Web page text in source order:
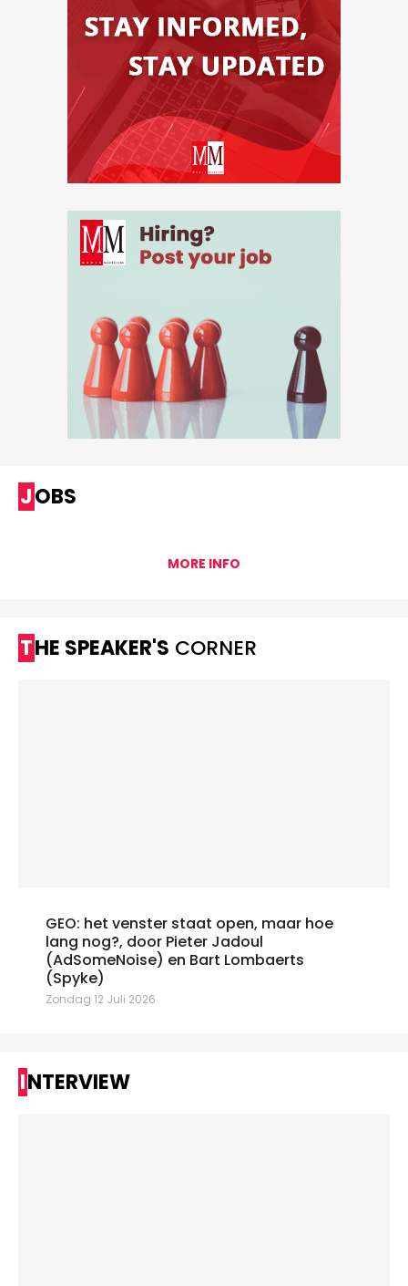
JOBS
MORE INFO
THE SPEAKER'S CORNER
GEO: het venster staat open, maar hoe
lang nog?, door Pieter Jadoul
(AdSomeNoise) en Bart Lombaerts
(Spyke)
Zondag 12 Juli 2026
INTERVIEW